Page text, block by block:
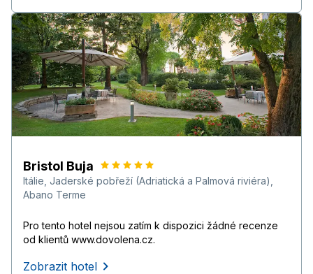
Bristol Buja
Itálie Jaderské pobřeží (Adriatická a Palmová riviéra)
Abano Terme
Pro tento hotel nejsou zatím k dispozici žádné recenze
od klientů www.dovolena.cz.
Zobrazit hotel